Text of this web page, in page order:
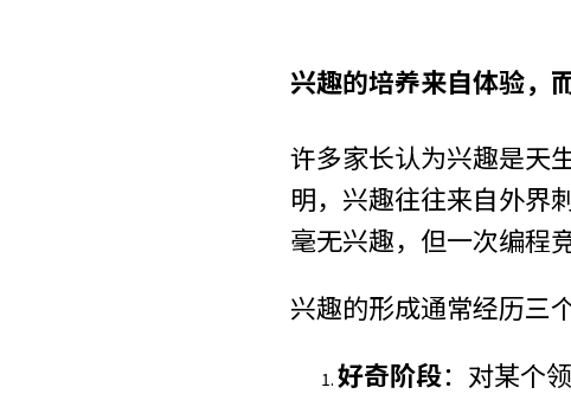
兴趣的培养来自体验，
许多家长认为兴趣是天
明，兴趣往往来自外界
毫无兴趣，但一次编程
兴趣的形成通常经历三
好奇阶段：对某个